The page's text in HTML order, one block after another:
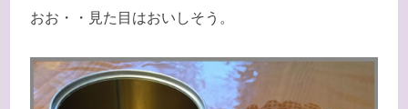
おお・・見た目はおいしそう。